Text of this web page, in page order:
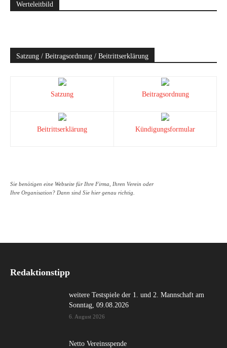
Werteleitbild
Satzung / Beitragsordnung / Beitrittserklärung
Satzung Beitragsordnung
Beitrittserklärung Kündigungsformular
Sie benötigen eine Webseite für Ihre Firma, Ihren Verein oder
Ihre Organisation? Dann sind Sie hier genau richtig.
Redaktionstipp
weitere Testspiele der 1. und 2. Mannschaft am
Sonntag, 09.08.2026
6. August 2026
Netto Vereinsspende